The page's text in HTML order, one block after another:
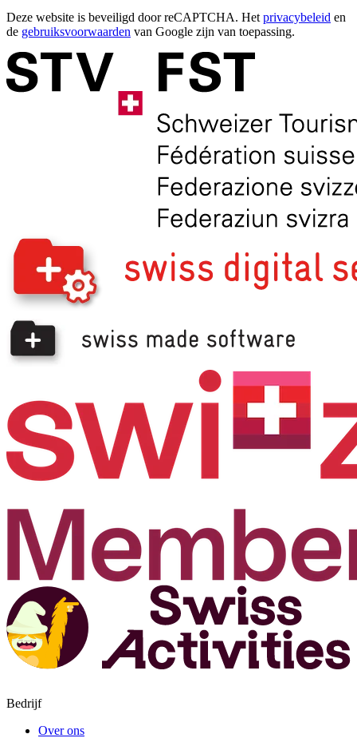
Deze website is beveiligd door reCAPTCHA. Het privacybeleid en
de gebruiksvoorwaarden van Google zijn van toepassing.
Bedrijf
Over ons